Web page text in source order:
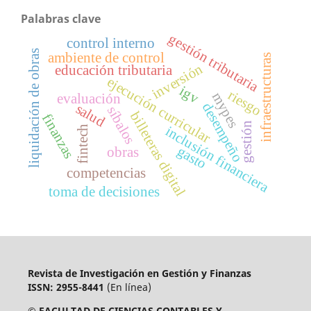
Palabras clave
ejecución curriculardesempeño
evaluación
síbalos
gasto
inversión
salud billeteras digital
fintech inclusión financiera
finanzas
mypes
liquidación de obras educación tributariagestión tributariainfraestructuras
obras
ambiente de control
control interno
competencias
toma de decisiones
riesgo
gestión
igv
Revista de Investigación en Gestión y Finanzas
ISSN: 2955-8441 (En línea)